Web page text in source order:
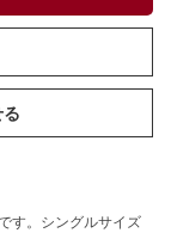
す。シングルサイズ